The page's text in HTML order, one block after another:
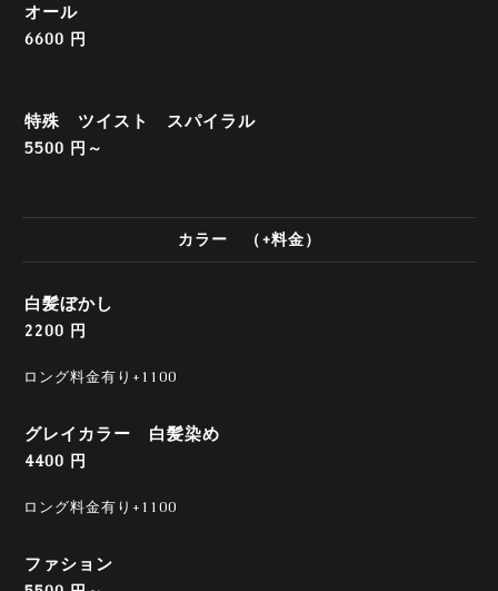
オール
6600 円
特殊 ツイスト スパイラル
5500 円～
カラー （+料金）
白髪ぼかし
2200 円
ロング料金有り+1100
グレイカラー 白髪染め
4400 円
ロング料金有り+1100
ファション